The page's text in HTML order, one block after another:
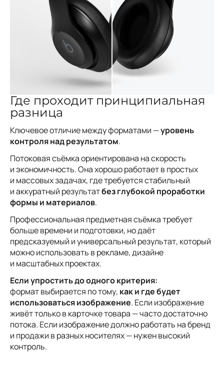
Где проходит принципиальная
разница
Ключевое отличие между форматами —уровень
контроля над результатом.
Потоковая съёмка ориентирована на скорость
и экономичность. Она хорошо работает в простых
и массовых задачах, где требуется стабильный
и аккуратный результатбез глубокой проработки
формы и материалов.
Профессиональная предметная съёмка требует
больше времени и подготовки, но даёт
предсказуемый и универсальный результат, который
можно использовать в рекламе, дизайне
и масштабных проектах.
Если упростить до одного критерия:
формат выбирается по тому, как и где будет
использоваться изображение. Если изображение
живёт только в карточке товара — часто достаточно
потока. Если изображение должно работать на бренд
и продажи в разных носителях — нужен высокий
контроль.